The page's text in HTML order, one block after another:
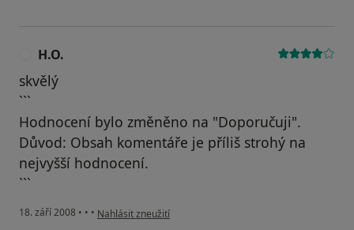
H.O.
skvělý
```
Hodnocení bylo změněno na "Doporučuji".
Důvod: Obsah komentáře je příliš strohý na
nejvyšší hodnocení.
```
18. září 2008 • • • podle názoru uživatele H.O.
Nahlásit zneužití